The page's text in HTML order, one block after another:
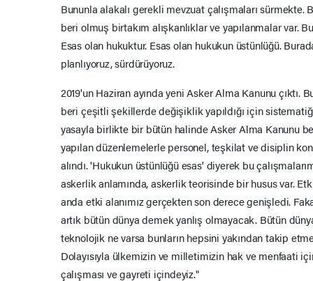
Bununla alakalı gerekli mevzuat çalışmaları sürmekte.
beri olmuş birtakım alışkanlıklar ve yapılanmalar var.
Esas olan hukuktur. Esas olan hukukun üstünlüğü.
planlıyoruz, sürdürüyoruz.
2019'un Haziran ayında yeni Asker Alma Kanunu çıktı.
beri çeşitli şekillerde değişiklik yapıldığı için
yasayla birlikte bir bütün halinde Asker Alma Kanunu
yapılan düzenlemelerle personel, teşkilat ve disiplin
alındı. 'Hukukun üstünlüğü esas' diyerek bu
askerlik anlamında, askerlik teorisinde bir husus var.
anda etki alanımız gerçekten son derece genişledi.
artık bütün dünya demek yanlış olmayacak. Bütün
teknolojik ne varsa bunların hepsini yakından takip
Dolayısıyla ülkemizin ve milletimizin hak ve menfaati
çalışması ve gayreti içindeyiz."